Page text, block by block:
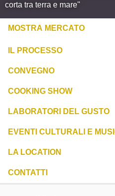
corta tra terra e mare"
MOSTRA MERCATO
IL PROCESSO
CONVEGNO
COOKING SHOW
LABORATORI DEL GUSTO
EVENTI CULTURALI E
LA LOCATION
CONTATTI